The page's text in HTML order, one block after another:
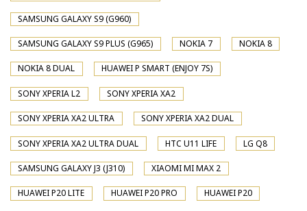
SAMSUNG GALAXY S9 (G960)
SAMSUNG GALAXY S9 PLUS (G965) NOKIA 7 NOKIA 8
NOKIA 8 DUAL HUAWEI P SMART (ENJOY 7S)
SONY XPERIA L2 SONY XPERIA XA2
SONY XPERIA XA2 ULTRA SONY XPERIA XA2 DUAL
SONY XPERIA XA2 ULTRA DUAL HTC U11 LIFE LG Q8
SAMSUNG GALAXY J3 (J310) XIAOMI MI MAX 2
HUAWEI P20 LITE HUAWEI P20 PRO HUAWEI P20